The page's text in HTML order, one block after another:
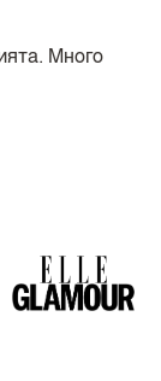
Много